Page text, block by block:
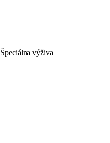
Špeciálna výživa